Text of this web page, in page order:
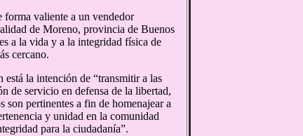
forma valiente a un vendedor
de Moreno, provincia de Buenos
a la vida y a la integridad física de
cercano.
está la intención de “transmitir a las
de servicio en defensa de la libertad,
pertinentes a fin de homenajear a
y unidad en la comunidad
para la ciudadanía”.